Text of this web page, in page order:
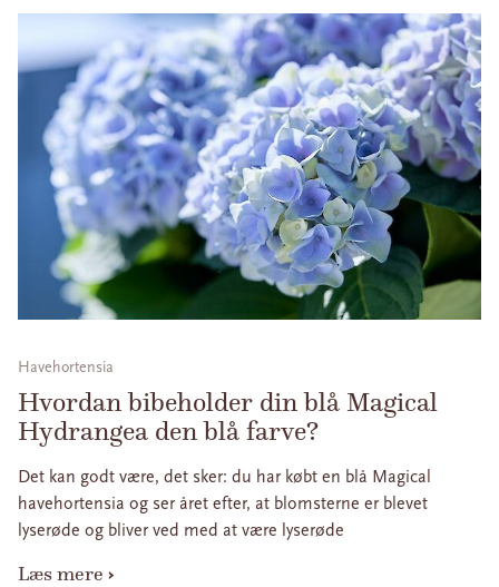
Havehortensia
Hvordan bibeholder din blå Magical
Hydrangea den blå farve?
Det kan godt være, det sker: du har købt en blå Magical
havehortensia og ser året efter, at blomsterne er blevet
lyserøde og bliver ved med at være lyserøde
Læs mere